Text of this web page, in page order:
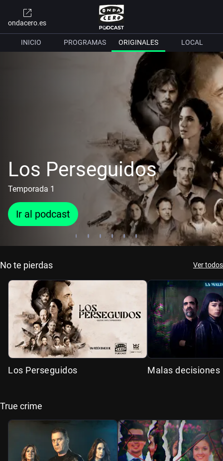
ondacero.es
INICIO PROGRAMAS ORIGINALES LOCAL
Los Perseguidos
Temporada 1
Ir al podcast
No te pierdas Ver todos
Los Perseguidos Malas decisiones
True crime